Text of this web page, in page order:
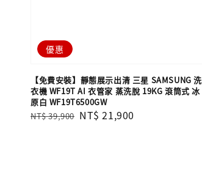
優惠
【免費安裝】靜態展示出清 三星 SAMSUNG 洗
衣機 WF19T AI 衣管家 蒸洗脫 19KG 滾筒式 冰
原白 WF19T6500GW
Regular
NT$ 39,900 Sale
NT$ 21,900